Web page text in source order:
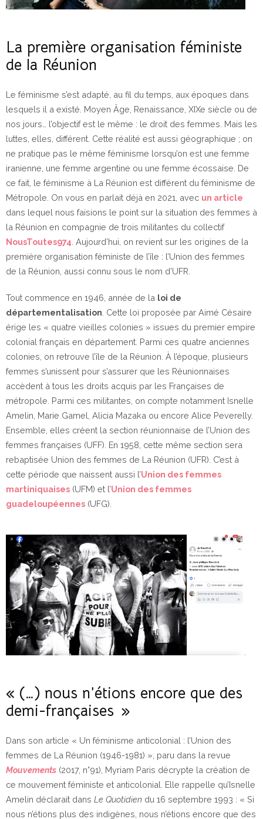
La première organisation féministe
de la Réunion
Le féminisme s’est adapté, au fil du temps, aux époques dans
lesquels il a existé. Moyen Âge, Renaissance, XIXe siècle ou de
nos jours… l’objectif est le même : le droit des femmes. Mais les
luttes, elles, différent. Cette réalité est aussi géographique ; on
ne pratique pas le même féminisme lorsqu’on est une femme
iranienne, une femme argentine ou une femme écossaise. De
ce fait, le féminisme à La Réunion est différent du féminisme de
Métropole. On vous en parlait déjà en 2021, avec un article
dans lequel nous faisions le point sur la situation des femmes à
la Réunion en compagnie de trois militantes du collectif
NousToutes974 . Aujourd’hui, on revient sur les origines de la
première organisation féministe de l’île : l’Union des femmes
de la Réunion, aussi connu sous le nom d’UFR.
Tout commence en 1946, année de la loi de
départementalisation . Cette loi proposée par Aimé Césaire
érige les « quatre vieilles colonies » issues du premier empire
colonial français en département. Parmi ces quatre anciennes
colonies, on retrouve l’île de la Réunion. À l’époque, plusieurs
femmes s’unissent pour s’assurer que les Réunionnaises
accèdent à tous les droits acquis par les Françaises de
métropole. Parmi ces militantes, on compte notamment Isnelle
Amelin, Marie Gamel, Alicia Mazaka ou encore Alice Peverelly.
Ensemble, elles créent la section réunionnaise de l’Union des
femmes françaises (UFF). En 1958, cette même section sera
rebaptisée Union des femmes de La Réunion (UFR). C’est à
cette période que naissent aussi l’Union des femmes
martiniquaises (UFM) et l’Union des femmes
guadeloupéennes (UFG).
« (…) nous n’étions encore que des
demi-françaises »
Dans son article « Un féminisme anticolonial : l’Union des
femmes de La Réunion (1946-1981) », paru dans la revue
Mouvements (2017, n°91), Myriam Paris décrypte la création de
ce mouvement féministe et anticolonial. Elle rappelle qu’Isnelle
Amelin déclarait dans Le Quotidien du 16 septembre 1993 : « Si
nous n’étions plus des indigènes, nous n’étions encore que des